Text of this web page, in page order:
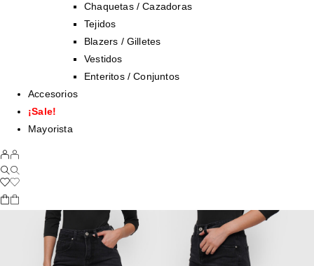
Chaquetas / Cazadoras
Tejidos
Blazers / Gilletes
Vestidos
Enteritos / Conjuntos
Accesorios
¡Sale!
Mayorista